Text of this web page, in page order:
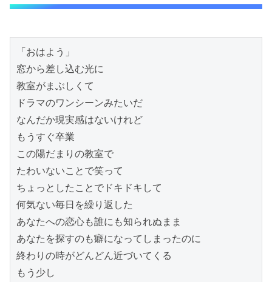
「おはよう」
窓から差し込む光に
教室がまぶしくて
ドラマのワンシーンみたいだ
なんだか現実感はないけれど
もうすぐ卒業
この陽だまりの教室で
たわいないことで笑って
ちょっとしたことでドキドキして
何気ない毎日を繰り返した
あなたへの恋心も誰にも知られぬまま
あなたを探すのも癖になってしまったのに
終わりの時がどんどん近づいてくる
もう少し